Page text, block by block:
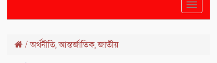
Toggle
/অর্থনীতি,আন্তর্জাতিক,জাতীয়